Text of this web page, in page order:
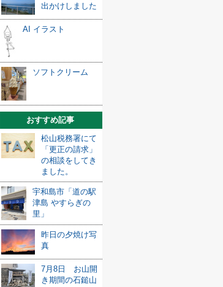
出かけしました
AI イラスト
ソフトクリーム
おすすめ記事
松山税務署にて
「更正の請求」
の相談をしてき
ました。
宇和島市「道の駅
津島 やすらぎの
里」
昨日の夕焼け写
真
7月8日 お山開
き期間の石鎚山